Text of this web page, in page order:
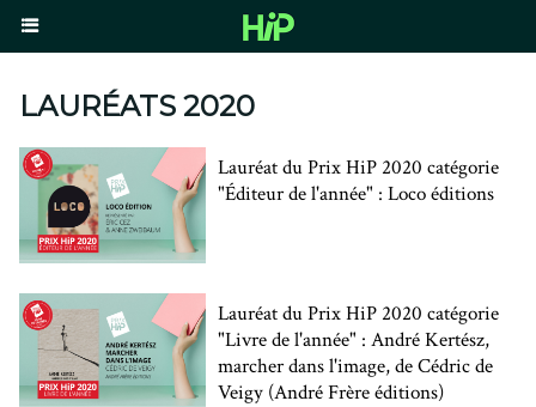
LAURÉATS 2020
Lauréat du Prix HiP 2020 catégorie
"Éditeur de l'année" : Loco éditions
Lauréat du Prix HiP 2020 catégorie
"Livre de l'année" : André Kertész,
marcher dans l'image, de Cédric de
Veigy (André Frère éditions)